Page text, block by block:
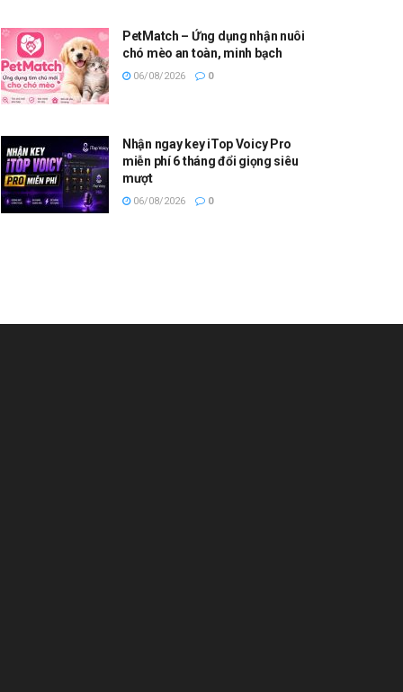
PetMatch – Ứng dụng nhận nuôi
chó mèo an toàn, minh bạch
06/08/2026 0
Nhận ngay key iTop Voicy Pro
miễn phí 6 tháng đổi giọng siêu
mượt
06/08/2026 0